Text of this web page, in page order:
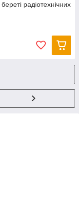
радіотехнічних